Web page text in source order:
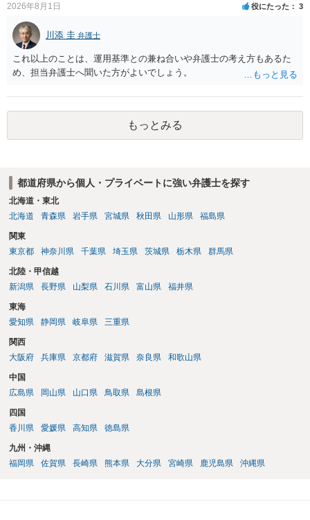
2026年8月1日 役にたった 3
川添 圭 弁護士
これ以上のことは、運用基準との兼ね合いや弁護士の考え方もあるた
め、担当弁護士へ聞いた方がよいでしょう。
もっとみる
都道府県から個人・プライベートに強い弁護士を探す
北海道・東北
北海道
青森県 岩手県 宮城県 秋田県 山形県 福島県
関東
東京都
神奈川県 千葉県 埼玉県 茨城県 栃木県 群馬県
北陸・甲信越
新潟県
長野県 山梨県 石川県 富山県 福井県
東海
愛知県
静岡県 岐阜県 三重県
関西
大阪府
兵庫県 京都府 滋賀県 奈良県 和歌山県
中国
広島県
岡山県 山口県 鳥取県 島根県
四国
香川県
愛媛県 高知県 徳島県
九州・沖縄
福岡県
佐賀県 長崎県 熊本県 大分県 宮崎県 鹿児島県 沖縄県